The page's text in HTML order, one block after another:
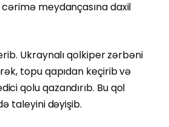
cərimə meydançasına daxil
Ukraynalı qolkiper zərbəni
topu qapıdan keçirib və
qolu qazandırıb. Bu qol
taleyini dəyişib.